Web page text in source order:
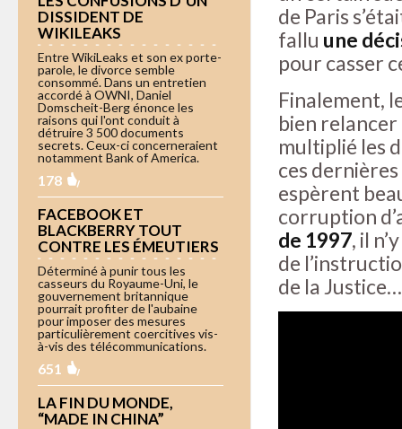
de Paris
fallu une
pour casser
Finalement,
bien
multiplié les
ces
espèrent
corruption
de 1997, il
de
de la Justice…
DISSIDENT DE
WIKILEAKS
Entre WikiLeaks et son ex porte-
parole, le divorce semble
consommé. Dans un entretien
accordé à OWNI, Daniel
Domscheit-Berg énonce les
raisons qui l'ont conduit à
détruire 3 500 documents
secrets. Ceux-ci concerneraient
notamment Bank of America.
178
FACEBOOK ET
BLACKBERRY TOUT
CONTRE LES ÉMEUTIERS
Déterminé à punir tous les
casseurs du Royaume-Uni, le
gouvernement britannique
pourrait profiter de l'aubaine
pour imposer des mesures
particulièrement coercitives vis-
à-vis des télécommunications.
651
LA FIN DU MONDE,
“MADE IN CHINA”